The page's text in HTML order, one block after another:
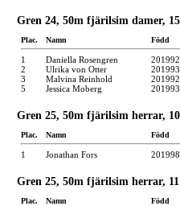
Gren 24, 50m fjärilsim damer,
Plac. Namn Född
1 Daniella Rosengren
201992
2
Ulrika von Otter
201993
3
Malvina Reinhold
201992
5
Jessica Moberg 201993
Gren 25, 50m fjärilsim herrar,
Plac. Namn Född
1 Jonathan Fors 201998
Gren 25, 50m fjärilsim herrar,
Plac. Namn Född